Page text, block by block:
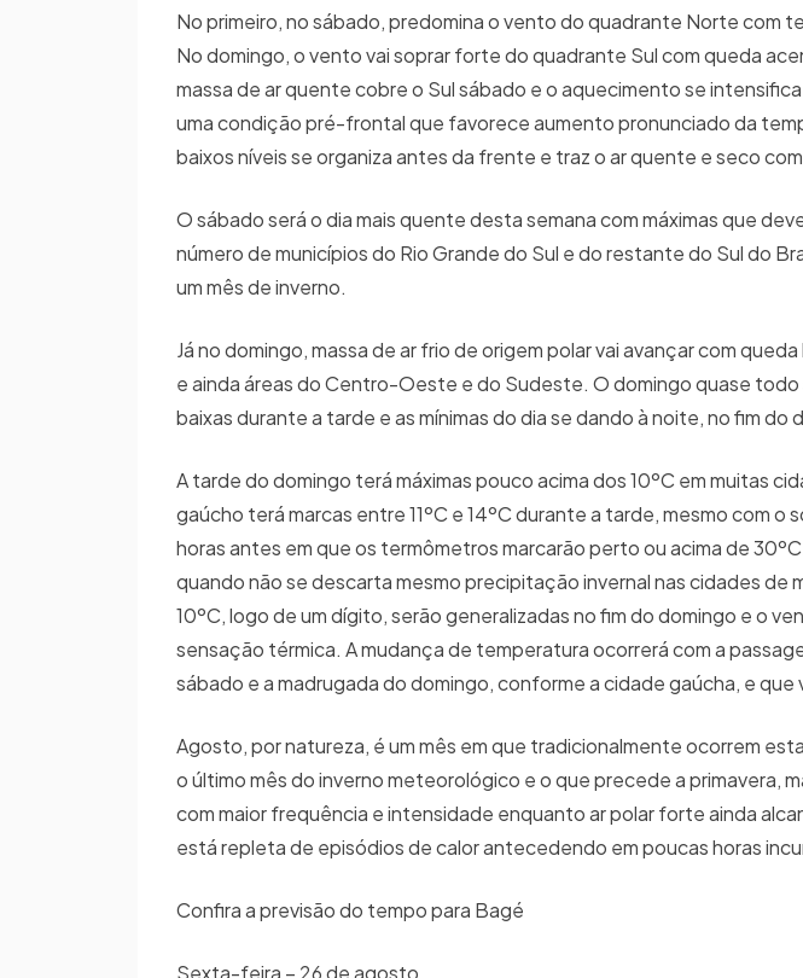
No primeiro, no sábado, predomina o vento do quadrante Norte com
No domingo, o vento vai soprar forte do quadrante Sul com queda
massa de ar quente cobre o Sul sábado e o aquecimento se
uma condição pré-frontal que favorece aumento pronunciado da
baixos níveis se organiza antes da frente e traz o ar quente e seco
O sábado será o dia mais quente desta semana com máximas que
número de municípios do Rio Grande do Sul e do restante do Sul do
um mês de inverno.
Já no domingo, massa de ar frio de origem polar vai avançar com
e ainda áreas do Centro-Oeste e do Sudeste. O domingo quase todo
baixas durante a tarde e as mínimas do dia se dando à noite, no fim do
A tarde do domingo terá máximas pouco acima dos 10ºC em muitas
gaúcho terá marcas entre 11ºC e 14ºC durante a tarde, mesmo com
horas antes em que os termômetros marcarão perto ou acima de
quando não se descarta mesmo precipitação invernal nas cidades de
10ºC, logo de um dígito, serão generalizadas no fim do domingo e o
sensação térmica. A mudança de temperatura ocorrerá com a
sábado e a madrugada do domingo, conforme a cidade gaúcha, e que
Agosto, por natureza, é um mês em que tradicionalmente ocorrem
o último mês do inverno meteorológico e o que precede a primavera,
com maior frequência e intensidade enquanto ar polar forte ainda
está repleta de episódios de calor antecedendo em poucas horas
Confira a previsão do tempo para Bagé
Sexta-feira – 26 de agosto